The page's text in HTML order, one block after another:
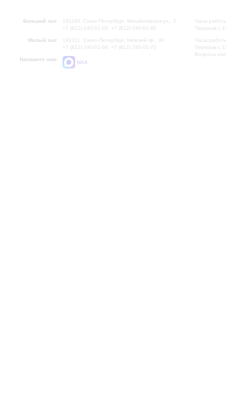
Большой зал:
191186, Санкт-Петербург, Михайловская ул., 2
+7 (812) 240-01-00, +7 (812) 240-01-80
Малый зал:
191011, Санкт-Петербург, Невский пр., 30
+7 (812) 240-01-00, +7 (812) 240-01-70
Напишите нам:
MAX
Часы
Перерыв с
Часы
Перерыв с
Вопросы